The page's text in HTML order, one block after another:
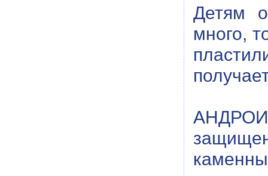
Детям
много,